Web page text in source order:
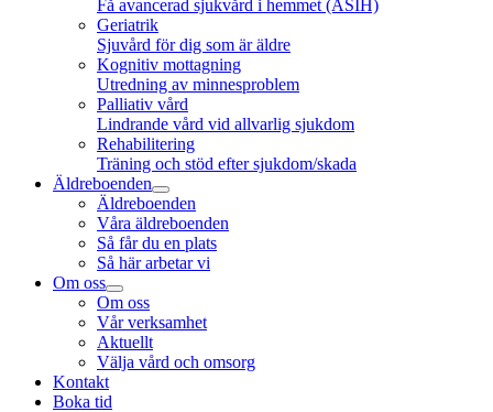
Få avancerad sjukvård i hemmet (ASIH)
Geriatrik
Sjuvård för dig som är äldre
Kognitiv mottagning
Utredning av minnesproblem
Palliativ vård
Lindrande vård vid allvarlig sjukdom
Rehabilitering
Träning och stöd efter sjukdom/skada
Äldreboenden
Äldreboenden
Våra äldreboenden
Så får du en plats
Så här arbetar vi
Om oss
Om oss
Vår verksamhet
Aktuellt
Välja vård och omsorg
Kontakt
Boka tid